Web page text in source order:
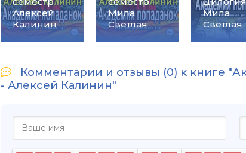
Алексей
Калинин
Мила
Светлая
Мила
Светлая
Комментарии и отзывы (0) к книге
- Алексей Калинин"